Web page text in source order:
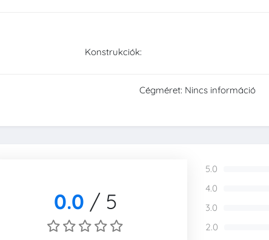
Konstrukciók:
Cégméret: Nincs információ
0.0 / 5
5.0
4.0
3.0
2.0